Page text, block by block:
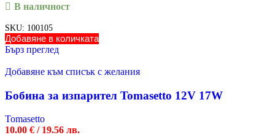
В наличност
SKU: 100105
Добавяне в количката
Бърз преглед
Добавяне към списък с желания
Бобина за изпарител Tomasetto 12V 17W
Tomasetto
10.00 € / 19.56 лв.